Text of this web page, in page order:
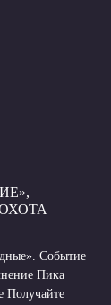
Событие
Пика
Получайте